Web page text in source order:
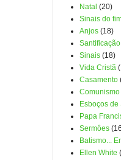
Natal (20)
Sinais do
Anjos (18)
Santificação
Sinais (18)
Vida Cristã
Casamento
Comunismo
Esboços de
Papa
Sermôes
Batismo...
Ellen White